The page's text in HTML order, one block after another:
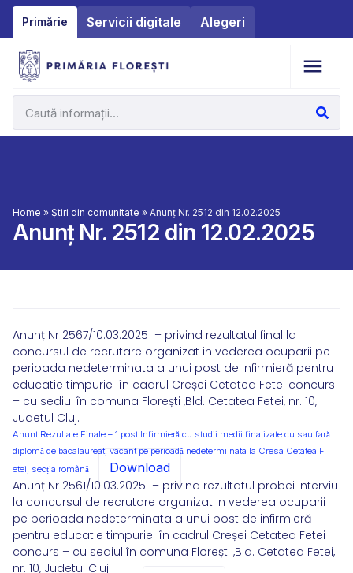
Primărie Servicii digitale Alegeri
Home » Știri din comunitate » Anunț Nr. 2512 din 12.02.2025
Anunț Nr. 2512 din 12.02.2025
Anunț Nr 2567/10.03.2025 – privind rezultatul final la
concursul de recrutare organizat in vederea ocuparii pe
perioada nedeterminata a unui post de infirmieră pentru
educatie timpurie în cadrul Creșei Cetatea Fetei concurs
– cu sediul în comuna Florești ,Bld. Cetatea Fetei, nr. 10,
Judetul Cluj.
Anunt Rezultate Finale – 1 post Infirmieră cu studii medii finalizate cu sau fară
diplomă de bacalaureat, vacant pe perioadă nedetermi nata la Cresa Cetatea F
etei, secția română
Download
Anunț Nr 2561/10.03.2025 – privind rezultatul probei interviu
la concursul de recrutare organizat in vederea ocuparii
pe perioada nedeterminata a unui post de infirmieră
pentru educatie timpurie în cadrul Creșei Cetatea Fetei
concurs – cu sediul în comuna Florești ,Bld. Cetatea Fetei,
nr. 10, Judetul Cluj.